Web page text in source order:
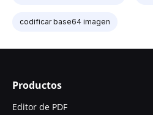
codificar base64 imagen
Productos
Editor de PDF